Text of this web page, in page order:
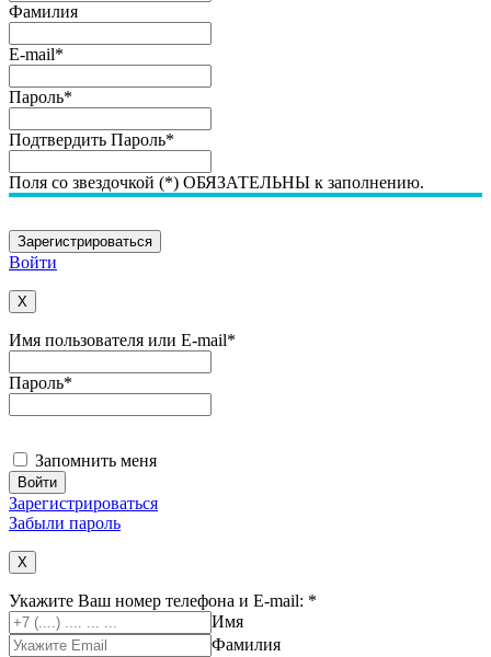
Фамилия
E-mail*
Пароль*
Подтвердить Пароль*
Поля со звездочкой (*) ОБЯЗАТЕЛЬНЫ к заполнению.
Войти
X
Имя пользователя или E-mail*
Пароль*
Запомнить меня
Зарегистрироваться
Забыли пароль
X
Укажите Ваш номер телефона и E-mail: *
Имя
Фамилия